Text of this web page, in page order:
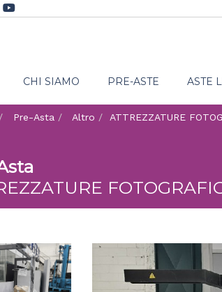
CHI SIAMO PRE-ASTE ASTE
Pre-Asta Altro ATTREZZATURE